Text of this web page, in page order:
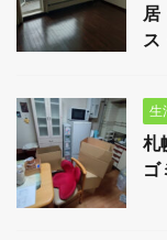
居
ス
生
札
ゴ